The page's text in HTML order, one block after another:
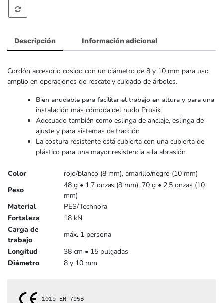
Descripción Información adicional
Cordón accesorio cosido con un diámetro de 8 y 10 mm para uso
amplio en operaciones de rescate y cuidado de árboles.
Bien anudable para facilitar el trabajo en altura y para una
instalación más cómoda del nudo Prusik
Adecuado también como eslinga de anclaje, eslinga de
ajuste y para sistemas de tracción
La costura resistente está cubierta con una cubierta de
plástico para una mayor resistencia a la abrasión
Color
rojo/blanco (8 mm), amarillo/negro (10 mm)
Peso
48 g • 1,7 onzas (8 mm), 70 g • 2,5 onzas (10
mm)
Material
PES/Technora
Fortaleza
18 kN
Carga de
trabajo
máx. 1 persona
Longitud
38 cm • 15 pulgadas
Diámetro
8 y 10 mm
1019 EN 795B